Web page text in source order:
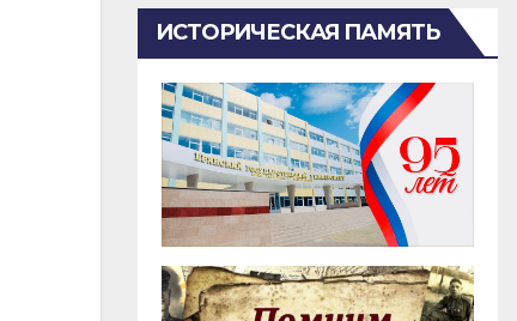
ИСТОРИЧЕСКАЯ ПАМЯТЬ